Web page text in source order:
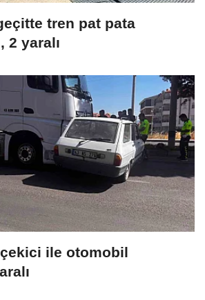
tren pat pata
2 yaralı
ile otomobil